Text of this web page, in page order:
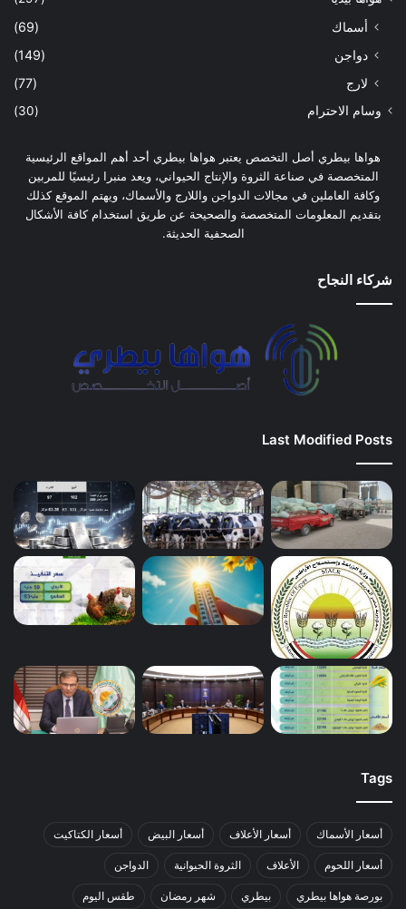
أسماك
(69)
دواجن
(149)
لارج
(77)
وسام الاحترام (30)
هواها بيطري أصل التخصص يعتبر هواها بيطري أحد أهم المواقع الرئيسية
المتخصصة في صناعة الثروة والإنتاج الحيواني، ويعد منبرا رئيسيًا للمربين
وكافة العاملين في مجالات الدواجن واللارج والأسماك، ويهتم الموقع كذلك
بتقديم المعلومات المتخصصة والصحيحة عن طريق استخدام كافة الأشكال
الصحفية الحديثة.
شركاء النجاح
Last Modified Posts
Tags
أسعار الأسماك أسعار الأعلاف أسعار البيض أسعار الكتاكيت
أسعار اللحوم الأعلاف الثروة الحيوانية الدواجن
بورصة هواها بيطري بيطري شهر رمضان طقس اليوم